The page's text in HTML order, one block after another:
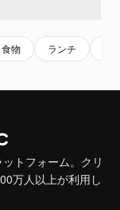
食物 ランチ
トフォーム。クリ
万人以上が利用し